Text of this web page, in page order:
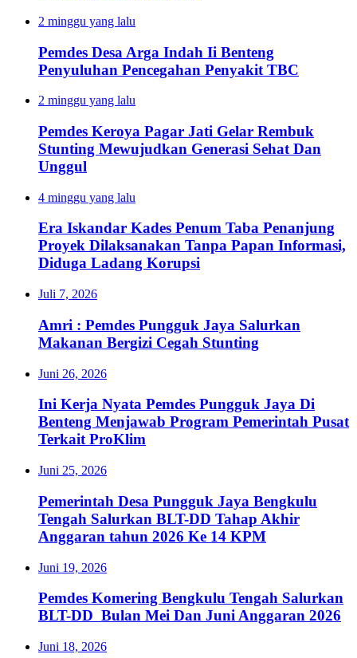
2 minggu yang lalu
Pemdes Desa Arga Indah Ii Benteng
Penyuluhan Pencegahan Penyakit TBC
2 minggu yang lalu
Pemdes Keroya Pagar Jati Gelar Rembuk
Stunting Mewujudkan Generasi Sehat Dan
Unggul
4 minggu yang lalu
Era Iskandar Kades Penum Taba Penanjung
Proyek Dilaksanakan Tanpa Papan Informasi,
Diduga Ladang Korupsi
Juli 7, 2026
Amri : Pemdes Pungguk Jaya Salurkan
Makanan Bergizi Cegah Stunting
Juni 26, 2026
Ini Kerja Nyata Pemdes Pungguk Jaya Di
Benteng Menjawab Program Pemerintah Pusat
Terkait ProKlim
Juni 25, 2026
Pemerintah Desa Pungguk Jaya Bengkulu
Tengah Salurkan BLT-DD Tahap Akhir
Anggaran tahun 2026 Ke 14 KPM
Juni 19, 2026
Pemdes Komering Bengkulu Tengah Salurkan
BLT-DD Bulan Mei Dan Juni Anggaran 2026
Juni 18, 2026